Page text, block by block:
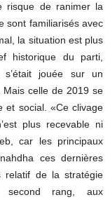
risque de ranimer la
sont familiarisés avec
la situation est plus
historique du parti,
s’était jouée sur un
Mais celle de 2019 se
et social. «Ce clivage
plus recevable ni
car les principaux
ces dernières
relatif de la stratégie
second rang, aux